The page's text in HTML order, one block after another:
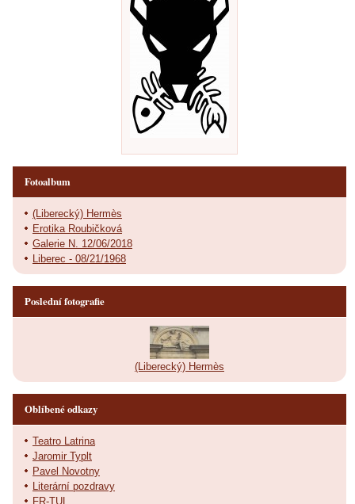
Fotoalbum
(Liberecký) Hermès
Erotika Roubičková
Galerie N. 12/06/2018
Liberec - 08/21/1968
Poslední fotografie
(Liberecký) Hermès
Oblíbené odkazy
Teatro Latrina
Jaromir Typlt
Pavel Novotny
Literární pozdravy
FR-TUL